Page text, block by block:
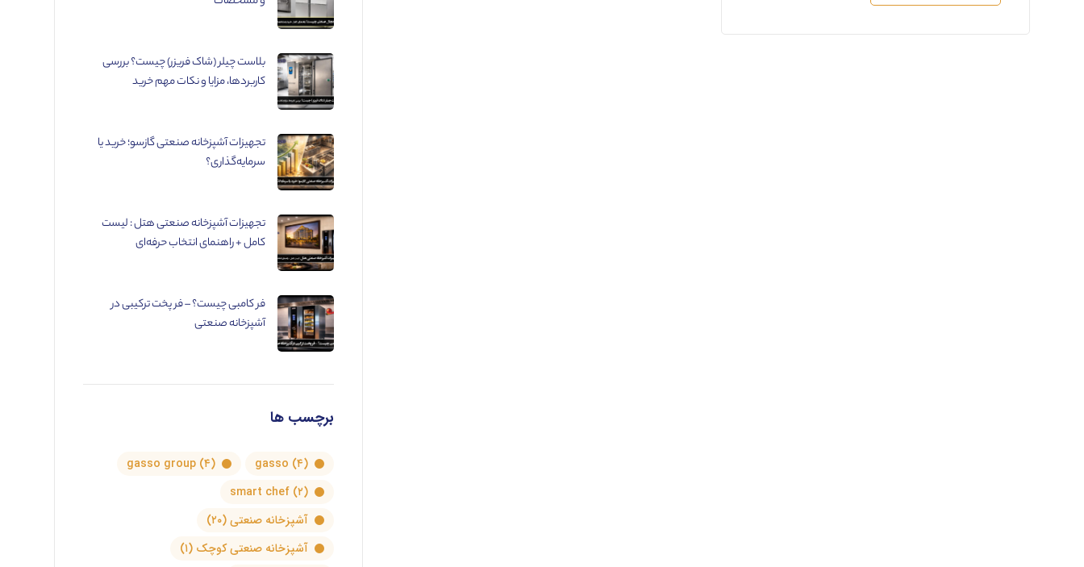
بلاست چیلر (شاک فریزر) چیست؟ بررسی
کاربردها، مزایا و نکات مهم خرید
تجهیزات آشپزخانه صنعتی گازسو؛ خرید یا
سرمایه‌گذاری؟
تجهیزات آشپزخانه صنعتی هتل : لیست
کامل + راهنمای انتخاب حرفه‌ای
فر کامبی چیست؟ – فر پخت ترکیبی در
آشپزخانه صنعتی
برچسب ها
gasso (۴) gasso group (۴)
smart chef (۲)
آشپزخانه صنعتی(۲۰)
آشپزخانه صنعتی کوچک (۱)